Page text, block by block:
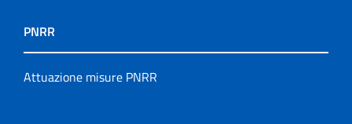
PNRR
Attuazione misure PNRR